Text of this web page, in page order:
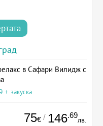
в Сафари Вилидж с
+ закуска
75€ / 146.69
лв.